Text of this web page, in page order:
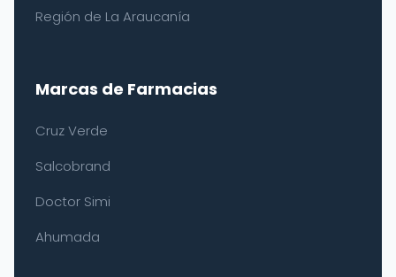
Región de La Araucanía
Marcas de Farmacias
Cruz Verde
Salcobrand
Doctor Simi
Ahumada